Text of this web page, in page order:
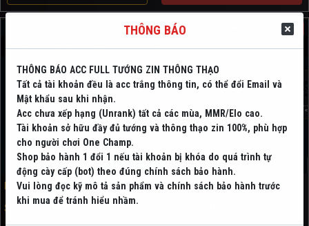
LV30 Zin Thông Thạo,Unrank All Mùa,...
9391
☆SHOPACCRIOT.COM☆
Rank:Chưa Rank Khung:Không
Số Tướng:158
THÔNG BÁO
THÔNG BÁO ACC FULL TƯỚNG ZIN THÔNG THẠO
Tất cả tài khoản đều là acc trắng thông tin, có thể đổi Email và
Mật khẩu sau khi nhận.
Acc chưa xếp hạng (Unrank) tất cả các mùa, MMR/Elo cao.
Tài khoản sở hữu đầy đủ tướng và thông thạo zin 100%, phù hợp
cho người chơi One Champ.
Shop bảo hành 1 đổi 1 nếu tài khoản bị khóa do quá trình tự
động cày cấp (bot) theo đúng chính sách bảo hành.
Vui lòng đọc kỹ mô tả sản phẩm và chính sách bảo hành trước
khi mua để tránh hiểu nhầm.